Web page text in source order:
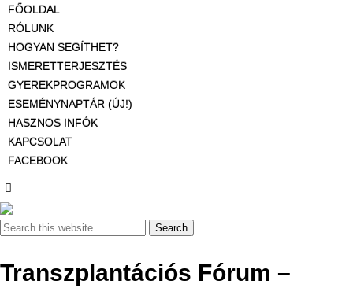
FŐOLDAL
RÓLUNK
HOGYAN SEGÍTHET?
ISMERETTERJESZTÉS
GYEREKPROGRAMOK
ESEMÉNYNAPTÁR (ÚJ!)
HASZNOS INFÓK
KAPCSOLAT
FACEBOOK
Transzplantációs Fórum –